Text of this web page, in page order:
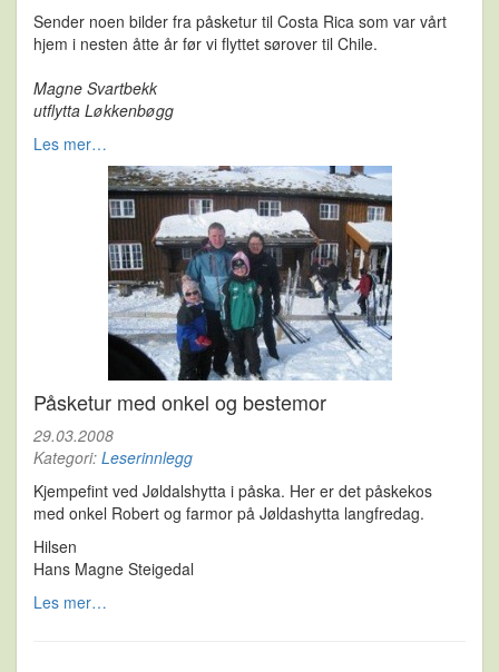
Sender noen bilder fra påsketur til Costa Rica som var vårt
hjem i nesten åtte år før vi flyttet sørover til Chile.
Magne Svartbekk
utflytta Løkkenbøgg
Les mer…
Påsketur med onkel og bestemor
29.03.2008
Kategori: Leserinnlegg
Kjempefint ved Jøldalshytta i påska. Her er det påskekos
med onkel Robert og farmor på Jøldashytta langfredag.
Hilsen
Hans Magne Steigedal
Les mer…